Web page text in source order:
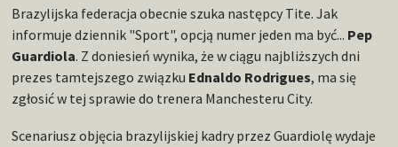
Brazylijska federacja obecnie szuka następcy Tite. Jak
informuje dziennik "Sport", opcją numer jeden ma być... Pep
Guardiola. Z doniesień wynika, że w ciągu najbliższych dni
prezes tamtejszego związku Ednaldo Rodrigues, ma się
zgłosić w tej sprawie do trenera Manchesteru City.
Scenariusz objęcia brazylijskiej kadry przez Guardiolę wydaje